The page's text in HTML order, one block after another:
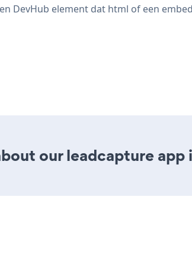
DevHub element dat html of een
our leadcapture app